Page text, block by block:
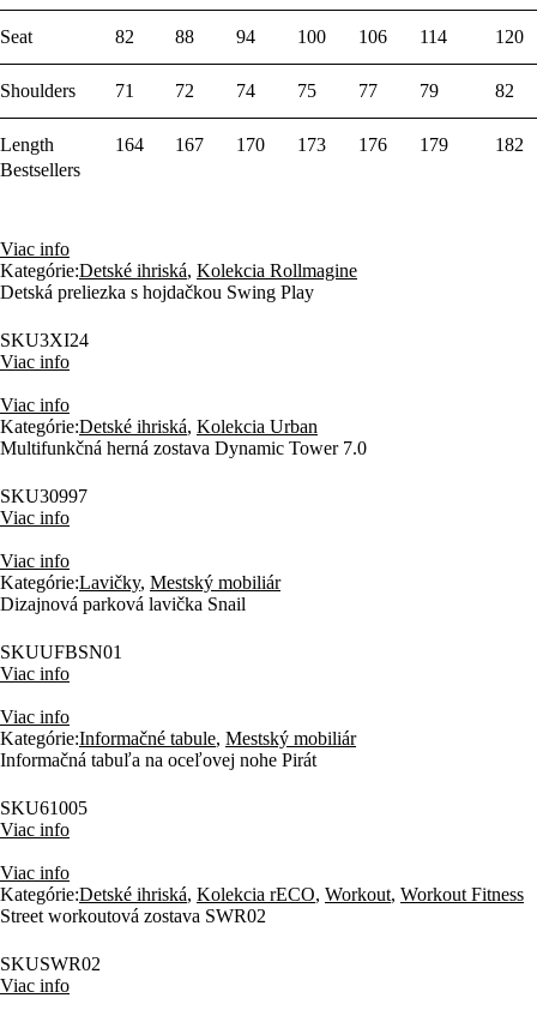
Seat 82 88 94 100 106 114 120
Shoulders 71 72 74 75 77 79 82
Length 164 167 170 173 176 179
182
Bestsellers
Viac info
Kategórie:Detské ihriská, Kolekcia Rollmagine
Detská preliezka s hojdačkou Swing Play
SKU3XI24
Viac info
Viac info
Kategórie:Detské ihriská, Kolekcia Urban
Multifunkčná herná zostava Dynamic Tower 7.0
SKU30997
Viac info
Viac info
Kategórie:Lavičky, Mestský mobiliár
Dizajnová parková lavička Snail
SKUUFBSN01
Viac info
Viac info
Kategórie:Informačné tabule, Mestský mobiliár
Informačná tabuľa na oceľovej nohe Pirát
SKU61005
Viac info
Viac info
Kategórie:Detské ihriská, Kolekcia rECO, Workout, Workout Fitness
Street workoutová zostava SWR02
SKUSWR02
Viac info